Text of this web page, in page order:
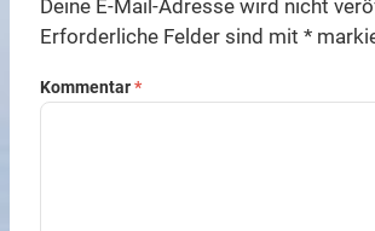
Deine E-Mail-Adresse wird nicht
Erforderliche Felder sind mit*
Kommentar*